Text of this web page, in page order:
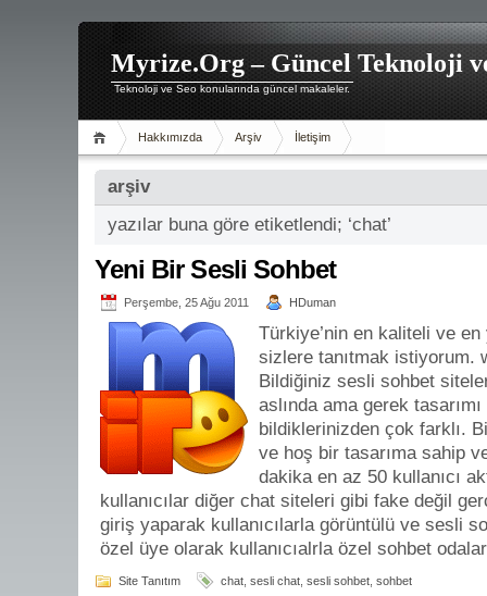
Myrize.Org – Güncel Teknoloji
Teknoloji ve Seo konularında güncel makaleler.
Hakkımızda Arşiv İletişim
arşiv
yazılar buna göre etiketlendi; ‘chat’
Yeni Bir Sesli Sohbet
Perşembe, 25 Ağu 2011 HDuman
Türkiye’nin en kaliteli ve
sizlere tanıtmak istiyorum.
Bildiğiniz sesli sohbet
aslında ama gerek
bildiklerinizden çok farklı.
ve hoş bir tasarıma sahip
dakika en az 50 kullanıcı
kullanıcılar diğer chat siteleri gibi fake değil
giriş yaparak kullanıcılarla görüntülü ve sesli
özel üye olarak kullanıcıalrla özel sohbet
Site Tanıtım chat sesli chat sesli sohbet sohbet